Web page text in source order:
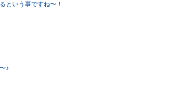
という事ですね〜！
♪